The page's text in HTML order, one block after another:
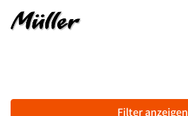
Filter anzeigen